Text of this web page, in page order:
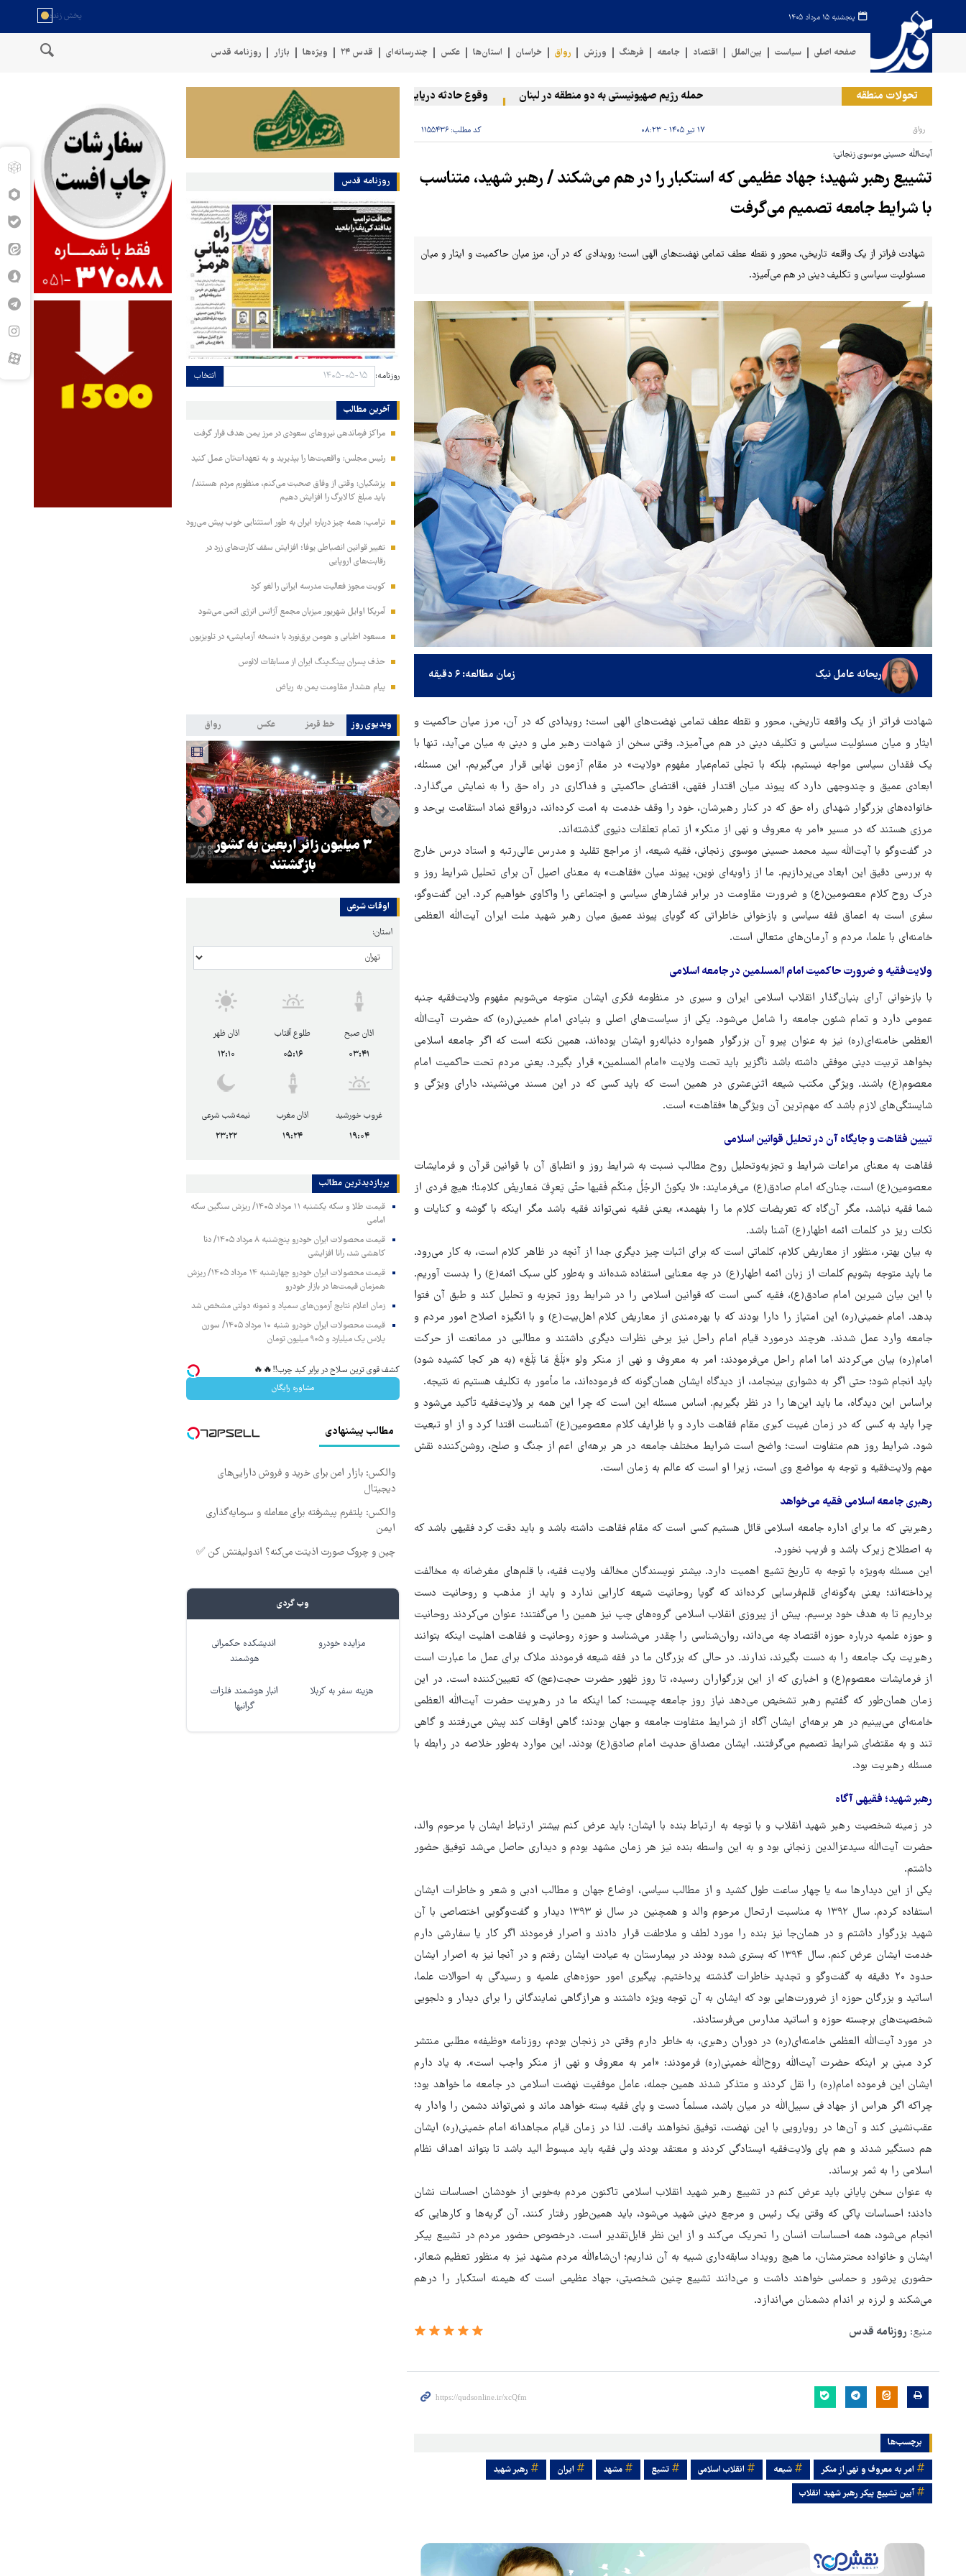
پنجشنبه ۱۵ مرداد ۱۴۰۵
صفحه اصلی سیاست بین‌الملل اقتصاد جامعه فرهنگ ورزش رواق خراسان استان‌ها عکس چندرسانه‌ای قدس ۲۴ ویژه‌ها بازار روزنامه قدس
تحولات منطقه حمله رژیم صهیونیستی به دو منطقه در لبنان وقوع حادثه دریایی در سواحل عمان سخنگوی نیروهای مسلح یمن: کشتی نفتی عربستان را با موشک بالستیک هدف
رواق ۱۷ تیر ۱۴۰۵ - ۰۸:۲۳ کد مطلب: ۱۱۵۵۴۳۶
آیت‌الله حسینی موسوی زنجانی:
تشییع رهبر شهید؛ جهاد عظیمی که استکبار را در هم می‌شکند / رهبر شهید، متناسب
با شرایط جامعه تصمیم می‌گرفت
شهادت فراتر از یک واقعه تاریخی، محور و نقطه عطف تمامی نهضت‌های الهی است؛ رویدادی که در آن، مرز میان حاکمیت و ایثار و میان
مسئولیت سیاسی و تکلیف دینی در هم می‌آمیزد.
ریحانه عامل نیک زمان مطالعه: ۶ دقیقه
شهادت فراتر از یک واقعه تاریخی، محور و نقطه عطف تمامی نهضت‌های الهی است؛ رویدادی که در آن، مرز میان حاکمیت و
ایثار و میان مسئولیت سیاسی و تکلیف دینی در هم می‌آمیزد. وقتی سخن از شهادت رهبر ملی و دینی به میان می‌آید، تنها با
یک فقدان سیاسی مواجه نیستیم، بلکه با تجلی تمام‌عیار مفهوم «ولایت» در مقام آزمون نهایی قرار می‌گیریم. این مسئله،
ابعادی عمیق و چندوجهی دارد که پیوند میان اقتدار فقهی، اقتضای حاکمیتی و فداکاری در راه حق را به نمایش می‌گذارد.
خانواده‌های بزرگوار شهدای راه حق که در کنار رهبرشان، خود را وقف خدمت به امت کرده‌اند، درواقع نماد استقامت بی‌حد و
مرزی هستند که در مسیر «امر به معروف و نهی از منکر» از تمام تعلقات دنیوی گذشته‌اند.
در گفت‌وگو با آیت‌الله سید محمد حسینی موسوی زنجانی، فقیه شیعه، از مراجع تقلید و مدرس عالی‌رتبه و استاد درس خارج
به بررسی دقیق این ابعاد می‌پردازیم. ما از زاویه‌ای نوین، پیوند میان «فقاهت» به معنای اصیل آن برای تحلیل شرایط روز و
درک روح کلام معصومین(ع) و ضرورت مقاومت در برابر فشارهای سیاسی و اجتماعی را واکاوی خواهیم کرد. این گفت‌وگو،
سفری است به اعماق فقه سیاسی و بازخوانی خاطراتی که گویای پیوند عمیق میان رهبر شهید ملت ایران آیت‌الله العظمی
خامنه‌ای با علما، مردم و آرمان‌های متعالی است.
ولایت‌فقیه و ضرورت حاکمیت امام المسلمین در جامعه اسلامی
با بازخوانی آرای بنیان‌گذار انقلاب اسلامی ایران و سیری در منظومه فکری ایشان متوجه می‌شویم مفهوم ولایت‌فقیه جنبه
عمومی دارد و تمام شئون جامعه را شامل می‌شود. یکی از سیاست‌های اصلی و بنیادی امام خمینی(ره) که حضرت آیت‌الله
العظمی خامنه‌ای(ره) نیز به عنوان پیرو آن بزرگوار همواره دنباله‌رو ایشان بوده‌اند، همین نکته است که اگر جامعه اسلامی
بخواهد تربیت دینی موفقی داشته باشد ناگزیر باید تحت ولایت «امام المسلمین» قرار بگیرد. یعنی مردم تحت حاکمیت امام
معصوم(ع) باشند. ویژگی مکتب شیعه اثنی‌عشری در همین است که باید کسی که در این مسند می‌نشیند، دارای ویژگی و
شایستگی‌های لازم باشد که مهم‌ترین آن‌ ویژگی‌ها «فقاهت» است.
تبیین فقاهت و جایگاه آن در تحلیل قوانین اسلامی
فقاهت به معنای مراعات شرایط و تجزیه‌وتحلیل روح مطالب نسبت به شرایط روز و انطباق آن با قوانین قرآن و فرمایشات
معصومین(ع) است، چنان‌که امام صادق(ع) می‌فرمایند: «لا یکونُ الرجُلُ مِنکُم فَقیها حتّی یَعرِفَ مَعاریضَ کلامِنا؛ هیچ فردی از
شما فقیه نباشد، مگر آن‌گاه که تعریضات کلام ما را بفهمد»، یعنی فقیه نمی‌تواند فقیه باشد مگر اینکه با گوشه و کنایات و
نکات ریز در کلمات ائمه اطهار(ع) آشنا باشد.
به بیان بهتر، منظور از معاریض کلام، کلماتی است که برای اثبات چیز دیگری جدا از آنچه در ظاهر کلام است، به کار می‌رود.
ما باید متوجه بشویم کلمات از زبان ائمه اطهار(ع) در چه معنایی استفاده شده‌اند و به‌طور کلی سبک ائمه(ع) را بدست آوریم.
با این بیان شیرین امام صادق(ع)، فقیه کسی است که قوانین اسلامی را در شرایط روز تجزیه‌ و تحلیل کند و طبق آن فتوا
بدهد. امام خمینی(ره) این امتیاز را دارا بودند که با بهره‌مندی از معاریض کلام اهل‌بیت(ع) و با انگیزه اصلاح امور مردم و
جامعه وارد عمل شدند. هرچند درمورد قیام امام راحل نیز برخی نظرات دیگری داشتند و مطالبی در ممانعت از حرکت
امام(ره) بیان می‌کردند اما امام راحل می‌فرمودند: امر به معروف و نهی از منکر ولو «بَلَغَ مَا بَلَغ» (به هر کجا کشیده شود)
باید انجام شود؛ حتی اگر به دشواری بینجامد، از دیدگاه ایشان همان‌گونه که فرموده‌اند، ما مأمور به تکلیف هستیم نه نتیجه.
براساس این دیدگاه، ما باید این‌ها را در نظر بگیریم. اساس مسئله این است که چرا این همه بر ولایت‌فقیه تأکید می‌شود و
چرا باید به کسی که در زمان غیبت کبری مقام فقاهت دارد و با ظرایف کلام معصومین(ع) آشناست اقتدا کرد و از او تبعیت
شود. شرایط روز هم متفاوت است؛ واضح است شرایط مختلف جامعه در هر برهه‌ای اعم از جنگ و صلح، روشن‌کننده نقش
مهم ولایت‌فقیه و توجه به مواضع وی است، زیرا او است که عالم به زمان است.
رهبری جامعه اسلامی فقیه می‌خواهد
رهبریتی که ما برای اداره جامعه اسلامی قائل هستیم کسی است که مقام فقاهت داشته باشد و باید دقت کرد فقیهی باشد که
به اصطلاح زیرک باشد و فریب نخورد.
این مسئله به‌ویژه با توجه به تاریخ تشیع اهمیت دارد. بیشتر نویسندگان مخالف ولایت فقیه، با قلم‌های مغرضانه به مخالفت
پرداخته‌اند؛ یعنی به‌گونه‌ای قلم‌فرسایی کرده‌اند که گویا روحانیت شیعه کارایی ندارد و باید از مذهب و روحانیت دست
برداریم تا به هدف خود برسیم. پیش از پیروزی انقلاب اسلامی گروه‌های چپ نیز همین را می‌گفتند؛ عنوان می‌کردند روحانیت
و حوزه علمیه درباره حوزه اقتصاد چه می‌داند، روان‌شناسی را چقدر می‌شناسد و حوزه روحانیت و فقاهت اهلیت اینکه بتوانند
رهبریت یک جامعه را به دست بگیرند، ندارند. در حالی که بزرگان ما در فقه شیعه فرمودند ملاک برای عمل ما عبارت است
از فرمایشات معصوم(ع) و اخباری که از این بزرگواران رسیده، تا روز ظهور حضرت حجت(عج) که تعیین‌کننده است. در این
زمان همان‌طور که گفتیم رهبر تشخیص می‌دهد نیاز روز جامعه چیست؛ کما اینکه ما در رهبریت حضرت آیت‌الله العظمی
خامنه‌ای می‌بینیم در هر برهه‌ای ایشان آگاه از شرایط متفاوت جامعه و جهان بودند؛ گاهی اوقات کند پیش می‌رفتند و گاهی
تند و به مقتضای شرایط تصمیم می‌گرفتند. ایشان مصداق حدیث امام صادق(ع) بودند. این موارد به‌طور خلاصه در رابطه با
مسئله رهبریت بود.
رهبر شهید؛ فقیهی آگاه
در زمینه شخصیت رهبر شهید انقلاب و با توجه به ارتباط بنده با ایشان؛ باید عرض کنم بیشتر ارتباط ایشان با مرحوم والد،
حضرت آیت‌الله سیدعزالدین زنجانی بود و به این واسطه بنده نیز هر زمان مشهد بودم و دیداری حاصل می‌شد توفیق حضور
داشتم.
یکی از این دیدارها سه یا چهار ساعت طول کشید و از مطالب سیاسی، اوضاع جهان و مطالب ادبی و شعر و خاطرات ایشان
استفاده ‌کردم. سال ۱۳۹۲ به مناسبت ارتحال مرحوم والد و همچنین در سال نو ۱۳۹۳ دیدار و گفت‌وگویی اختصاصی با آن
شهید بزرگوار داشتم و در همان‌جا نیز بنده را مورد لطف و ملاطفت قرار دادند و اصرار فرمودند اگر کار یا سفارشی دارم
خدمت ایشان عرض کنم. سال ۱۳۹۴ که بستری شده بودند در بیمارستان به عیادت ایشان رفتم و در آنجا نیز به اصرار ایشان
حدود ۲۰ دقیقه به گفت‌وگو و تجدید خاطرات گذشته پرداختیم. پیگیری امور حوزه‌های علمیه و رسیدگی به احوالات علما،
اساتید و بزرگان حوزه از ضرورت‌هایی بود که ایشان به آن توجه ویژه داشتند و هرازگاهی نمایندگانی را برای دیدار و دلجویی
شخصیت‌های برجسته حوزه و اساتید مدارس می‌فرستادند.
در مورد آیت‌الله العظمی خامنه‌ای(ره) در دوران رهبری، به خاطر دارم وقتی در زنجان بودم، روزنامه «وظیفه» مطلبی منتشر
کرد مبنی بر اینکه حضرت آیت‌الله روح‌الله خمینی(ره) فرمودند: «امر به معروف و نهی از منکر واجب است». به یاد دارم
ایشان این فرموده امام(ره) را نقل کردند و متذکر شدند همین جمله، عامل موفقیت نهضت اسلامی در جامعه ما خواهد بود؛
چراکه اگر هراس از جهاد فی سبیل‌الله در میان باشد، مسلماً دست و پای فقیه بسته خواهد ماند و نمی‌تواند دشمن را وادار به
عقب‌نشینی کند و آن‌ها در رویارویی با این نهضت، توفیق نخواهند یافت. لذا در زمان قیام مجاهدانه امام خمینی(ره) ایشان
هم دستگیر شدند و هم پای ولایت‌فقیه ایستادگی کردند و معتقد بودند ولی فقیه باید مبسوط الید باشد تا بتواند اهداف نظام
اسلامی را به ثمر برساند.
به عنوان سخن پایانی باید عرض کنم در تشییع رهبر شهید انقلاب اسلامی تاکنون مردم به‌خوبی از خودشان احساسات نشان
دادند؛ احساسات پاکی که وقتی یک رئیس و مرجع دینی شهید می‌شود، باید همین‌طور رفتار کنند. آن گریه‌ها و کارهایی که
انجام می‌شود، همه احساسات انسان را تحریک می‌کند و از این نظر قابل‌تقدیر است. درخصوص حضور مردم در تشییع‌ پیکر
ایشان و خانواده محترمشان، ما هیچ‌ رویداد سابقه‌داری شبیه به آن نداریم؛ ان‌شاءالله مردم مشهد نیز به منظور تعظیم شعائر،
حضوری پرشور و حماسی خواهند داشت و می‌دانند تشییع چنین شخصیتی، جهاد عظیمی است که هیمنه استکبار را درهم
می‌شکند و لرزه بر اندام دشمنان می‌اندازد.
منبع: روزنامه قدس
برچسب‌ها
امر به معروف و نهی از منکر شیعه انقلاب اسلامی تشیع مشهد ایران
رهبر شهید
آیین تشییع پیکر رهبر شهید انقلاب
روزنامه قدس
روزنامه: انتخاب
آخرین مطالب
مراکز فرماندهی نیروهای سعودی در مرز یمن هدف قرار گرفت
رئیس مجلس: واقعیت‌ها را بپذیرید و به تعهدات‌تان عمل کنید
پزشکیان: وقتی از وفاق صحبت می‌کنم، منظورم مردم هستند/
باید مبلغ کالابرگ را افزایش دهیم
ترامپ: همه چیز درباره ایران به طور استثنایی خوب پیش می‌رود
تغییر قوانین انضباطی یوفا؛ افزایش سقف کارت‌های زرد در
رقابت‌های اروپایی
کویت مجوز فعالیت مدرسه ایرانی را لغو کرد
آمریکا اوایل شهریور میزبان مجمع آژانس انرژی اتمی می‌شود
مسعود اطیابی و هومن برق‌نورد با «نسخه آزمایشی» در تلویزیون
حذف پسران پینگ‌پنگ ایران از مسابقات لائوس
پیام هشدار مقاومت یمن به ریاض
ویدیوی روز خط قرمز عکس رواق
هماهنگی محور مقاومت، آمریکا را
در منطقه درمانده کرد
ترامپ نماد فساد، اقتدارگرایی و
جنگ‌طلبی است!
۳ میلیون زائر اربعین به کشور
بازگشتند
اوقات شرعی
استان:
اذان صبح
۰۳:۴۱
طلوع آفتاب
۰۵:۱۶
اذان ظهر
۱۲:۱۰
غروب خورشید
۱۹:۰۴
اذان مغرب
۱۹:۲۴
نیمه‌شب شرعی
۲۳:۲۲
پربازدیدترین‌ مطالب
قیمت طلا و سکه یکشنبه ۱۱ مرداد ۱۴۰۵/ ریزش سنگین سکه
امامی
قیمت محصولات ایران خودرو پنج‌شنبه ۸ مرداد ۱۴۰۵/ دنا
کاهشی شد، رانا افزایشی
قیمت محصولات ایران خودرو چهارشنبه ۱۴ مرداد ۱۴۰۵/ ریزش
همزمان قیمت‌ها در بازار خودرو
زمان اعلام نتایج آزمون‌های سمپاد و نمونه دولتی مشخص شد
قیمت محصولات ایران خودرو شنبه ۱۰ مرداد ۱۴۰۵/ سورن
پلاس یک میلیارد و ۹۰۵ میلیون تومان
کشف قوی ترین سلاح در برابر کبد چرب‼️🔥🔥
مشاوره رایگان
مطالب پیشنهادی
والکس: بازار امن برای خرید و فروش دارایی‌های
دیجیتال
والکس: پلتفرم پیشرفته برای معامله و سرمایه‌گذاری
ایمن
چین و چروک صورت اذیتت می‌کنه؟ اندولیفتش کن ✅
وب گردی
مزایده خودرو
اندیشکده حکمرانی
هوشمند
هزینه سفر به کربلا
انبار هوشمند فلزات
گرانبها